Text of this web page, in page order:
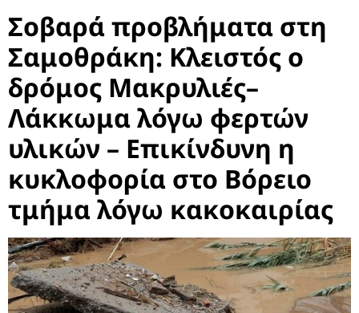
Σοβαρά προβλήματα στη
Σαμοθράκη: Κλειστός ο
δρόμος Μακρυλιές–
Λάκκωμα λόγω φερτών
υλικών – Επικίνδυνη η
κυκλοφορία στο Βόρειο
τμήμα λόγω κακοκαιρίας